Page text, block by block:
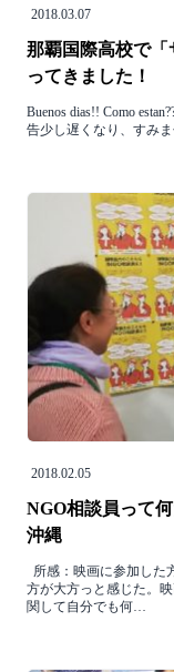
2018.03.07
那覇国際高校で
ってきました！
Buenos dias!! Como
告少し遅くなり、すみ
2018.02.05
NGO相談員って
沖縄
所感：映画に参加した
方が大方っと感じた。
関して自分でも何…